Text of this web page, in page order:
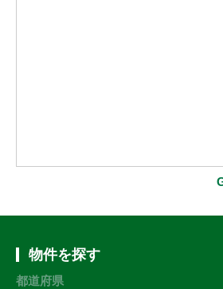
物件を探す
都道府県